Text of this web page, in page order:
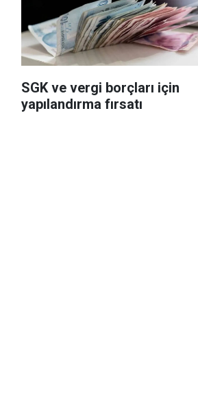
SGK ve vergi borçları için
yapılandırma fırsatı